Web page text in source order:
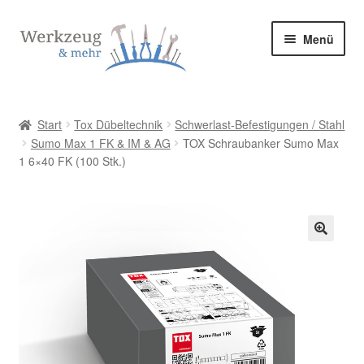
Zur
Navigation
Zum
Menü
Allgemeine Geschäftsbedingungen
Datenschutzerklärung
Datenschutzerklärung
Start Tox Dübeltechnik
Schwerlast-Befestigungen / Stahl
Sumo Max 1 FK & IM & AG
TOX Schraubanker Sumo Max
1 6×40 FK (100 Stk.)